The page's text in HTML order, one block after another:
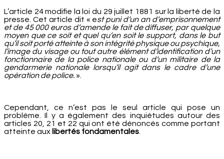
L’article 24 modifie la loi du 29 juillet 1881 sur la liberté de la
presse. Cet article dit « est puni d’un an d’emprisonnement
et de 45 000 euros d’amende le fait de diffuser, par quelque
moyen que ce soit et quel qu’en soit le support, dans le but
qu’il soit porté atteinte à son intégrité physique ou psychique,
l’image du visage ou tout autre élément d’identification d’un
fonctionnaire de la police nationale ou d’un militaire de la
gendarmerie nationale lorsqu’il agit dans le cadre d’une
opération de police. ».
Cependant, ce n’est pas le seul article qui pose un
problème. Il y a également des inquiétudes autour des
articles 20, 21 et 22 qui ont été dénoncés comme portant
atteinte aux libertés fondamentales